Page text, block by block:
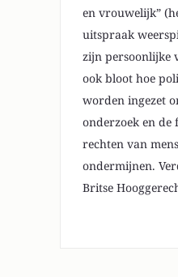
en vrouwelijk”
uitspraak
zijn persoonlijke
ook bloot hoe
worden ingezet
onderzoek en de
rechten van
ondermijnen.
Britse